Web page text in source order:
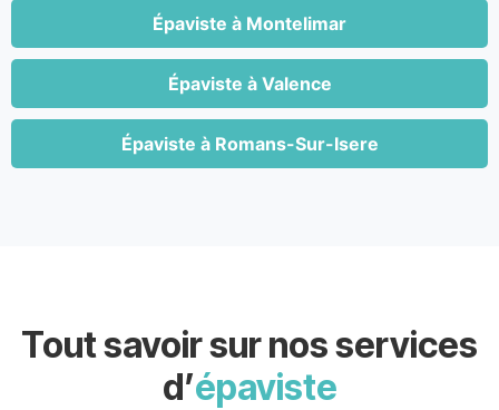
Épaviste à Montelimar
Épaviste à Valence
Épaviste à Romans-Sur-Isere
Tout savoir sur nos services
d’épaviste